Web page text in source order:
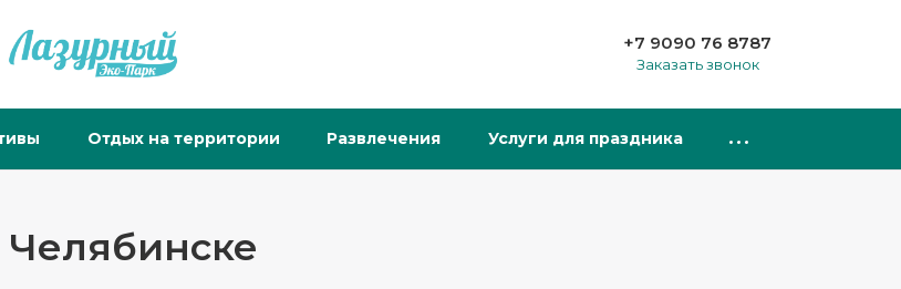
+7 9090 76 8787
Заказать звонок
Отдых на территории Развлечения Услуги для праздника